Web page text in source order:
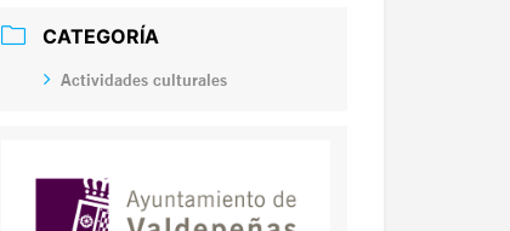
CATEGORÍA
Actividades culturales